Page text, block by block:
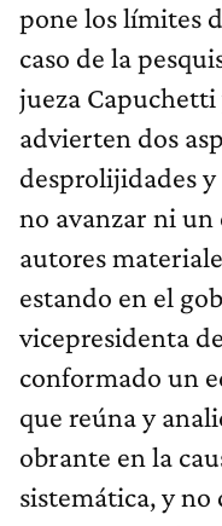
pone los límites
caso de la
jueza Capuchetti
advierten dos
desprolijidades
no avanzar ni un
autores
estando en el
vicepresidenta
conformado un
que reúna y
obrante en la
sistemática, y